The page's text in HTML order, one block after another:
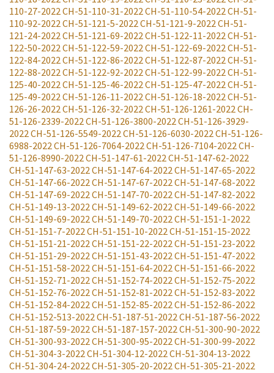
110-27-2022CH-51-110-31-2022CH-51-110-54-2022CH-51-
110-92-2022CH-51-121-5-2022CH-51-121-9-2022CH-51-
121-24-2022CH-51-121-69-2022CH-51-122-11-2022CH-51-
122-50-2022CH-51-122-59-2022CH-51-122-69-2022CH-51-
122-84-2022CH-51-122-86-2022CH-51-122-87-2022CH-51-
122-88-2022CH-51-122-92-2022CH-51-122-99-2022CH-51-
125-40-2022CH-51-125-46-2022CH-51-125-47-2022CH-51-
125-49-2022CH-51-126-11-2022CH-51-126-18-2022CH-51-
126-26-2022CH-51-126-32-2022CH-51-126-1261-2022CH-
51-126-2339-2022CH-51-126-3800-2022CH-51-126-3929-
2022CH-51-126-5549-2022CH-51-126-6030-2022CH-51-126-
6988-2022CH-51-126-7064-2022CH-51-126-7104-2022CH-
51-126-8990-2022CH-51-147-61-2022CH-51-147-62-2022
CH-51-147-63-2022CH-51-147-64-2022CH-51-147-65-2022
CH-51-147-66-2022CH-51-147-67-2022CH-51-147-68-2022
CH-51-147-69-2022CH-51-147-70-2022CH-51-147-82-2022
CH-51-149-13-2022CH-51-149-62-2022CH-51-149-66-2022
CH-51-149-69-2022CH-51-149-70-2022CH-51-151-1-2022
CH-51-151-7-2022CH-51-151-10-2022CH-51-151-15-2022
CH-51-151-21-2022CH-51-151-22-2022CH-51-151-23-2022
CH-51-151-29-2022CH-51-151-43-2022CH-51-151-47-2022
CH-51-151-58-2022CH-51-151-64-2022CH-51-151-66-2022
CH-51-152-71-2022CH-51-152-74-2022CH-51-152-75-2022
CH-51-152-76-2022CH-51-152-81-2022CH-51-152-83-2022
CH-51-152-84-2022CH-51-152-85-2022CH-51-152-86-2022
CH-51-152-513-2022CH-51-187-51-2022CH-51-187-56-2022
CH-51-187-59-2022CH-51-187-157-2022CH-51-300-90-2022
CH-51-300-93-2022CH-51-300-95-2022CH-51-300-99-2022
CH-51-304-3-2022CH-51-304-12-2022CH-51-304-13-2022
CH-51-304-24-2022CH-51-305-20-2022CH-51-305-21-2022